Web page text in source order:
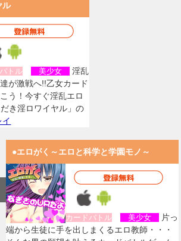
ル
トル 美少女
淫乱
が激戦へ!!乙女カード
う！今すぐ淫乱エロ
き淫ロワイヤル」の
●エロがく～エロと科学と学園モノ～
カードバトル 美少女
片っ
端から生徒に手を出しまくるエロ教師・・・